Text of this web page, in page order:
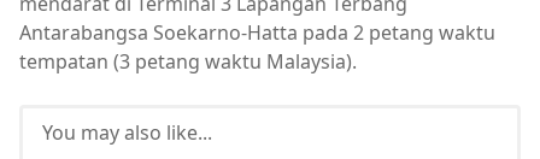
Antarabangsa Soekarno-Hatta pada 2 petang waktu
tempatan (3 petang waktu Malaysia).
You may also like...